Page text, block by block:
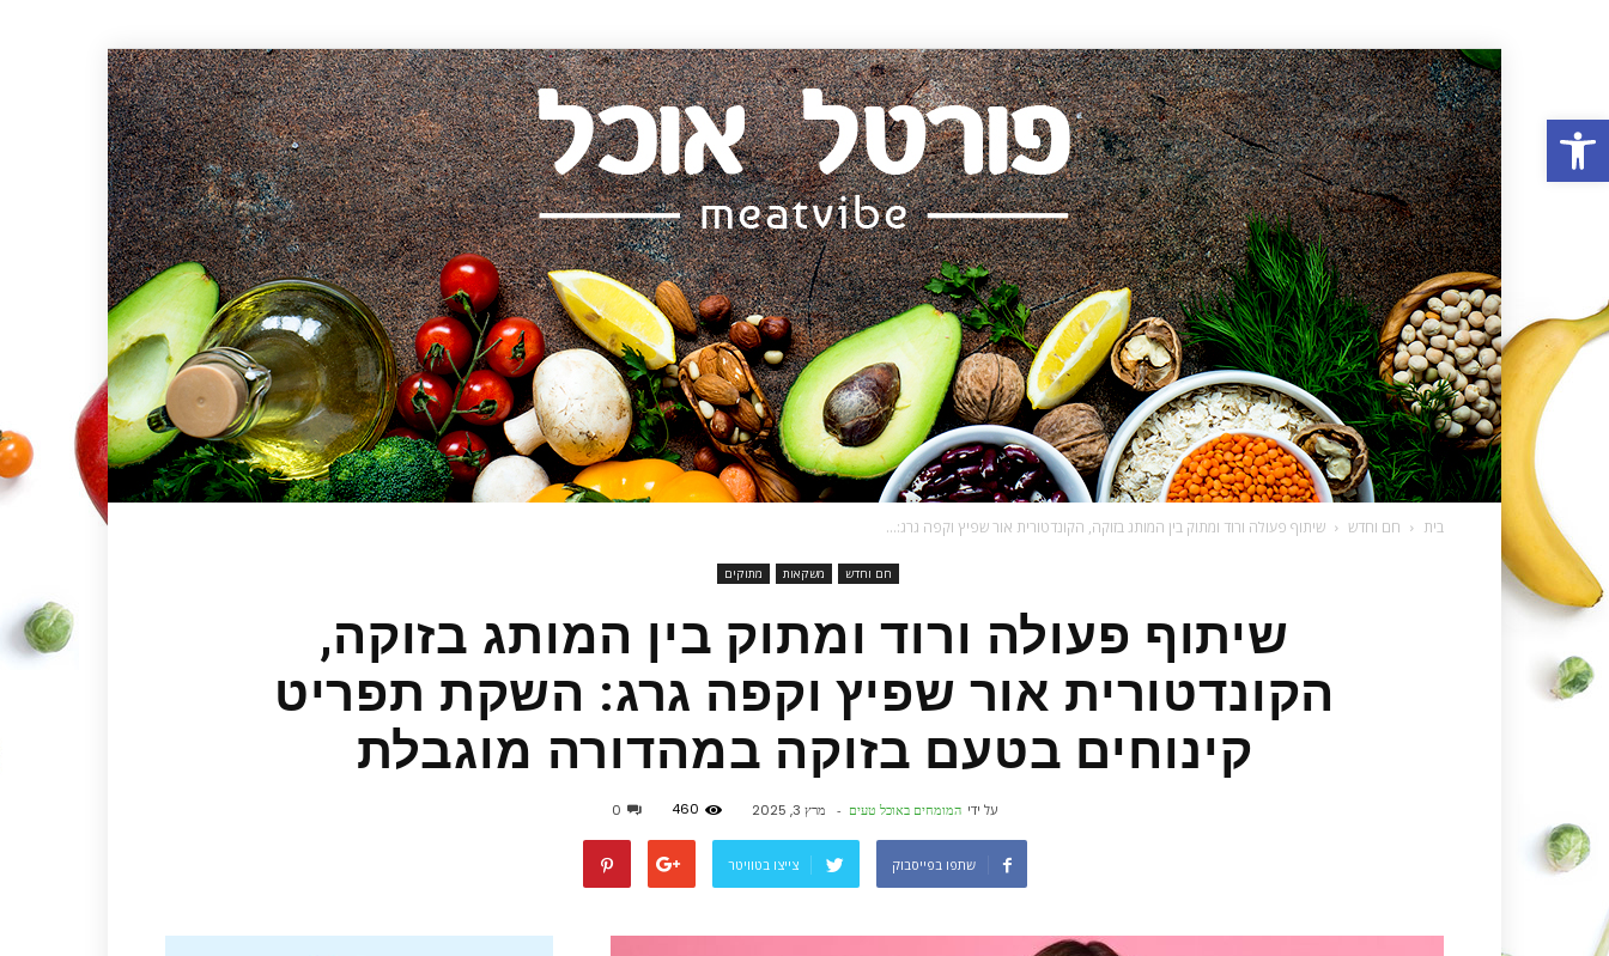
פתח סרגל נגישות
פורטל
אוכל
בית חם וחדש שיתוף פעולה ורוד ומתוק בין המותג בזוקה, הקונדטורית אור שפיץ וקפה גרג:...
חם וחדש משקאות מתוקים
שיתוף פעולה ורוד ומתוק בין המותג בזוקה,
הקונדטורית אור שפיץ וקפה גרג: השקת תפריט
קינוחים בטעם בזוקה במהדורה מוגבלת
על ידי המומחים באוכל טעים - מרץ 3, 2025 460
0
שתפו בפייסבוק צייצו בטוויטר